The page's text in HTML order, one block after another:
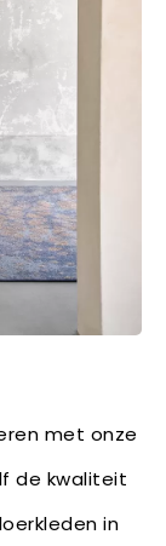
met onze
de kwaliteit
in